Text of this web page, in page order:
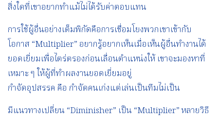
สิ่งใดที่เขาอยากทำแม้ไม่ได้รับค่าตอบแทน
การใช้ผู้อื่นอย่างเต็มพิกัดคือการเชื่อมโยงพวกเขาเข้ากับ
โอกาส “Multiplier” อยากรู้อยากเห็นเมื่อเห็นผู้อื่นทำงานได้
ยอดเยี่ยมเพื่อไตร่ตรองก่อนเลื่อนตำแหน่งให้ เขาจะมองหาที่
เหมาะ ๆ ให้ผู้ที่ทำผลงานยอดเยี่ยมอยู่
กำจัดอุปสรรค คือ กำจัดคนเก่งแต่เล่นเป็นทีมไม่เป็น
มีแนวทางเปลี่ยน “Diminisher” เป็น “Multiplier” หลายวิธี